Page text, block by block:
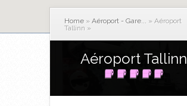
Home » Aéroport - Gare... » Aéroport
Tallinn »
Aéroport Tallinn